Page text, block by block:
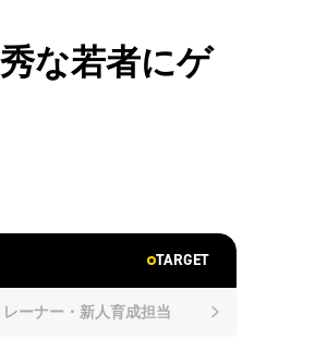
な若者にゲ
TARGET
ーナー・新人育成担当